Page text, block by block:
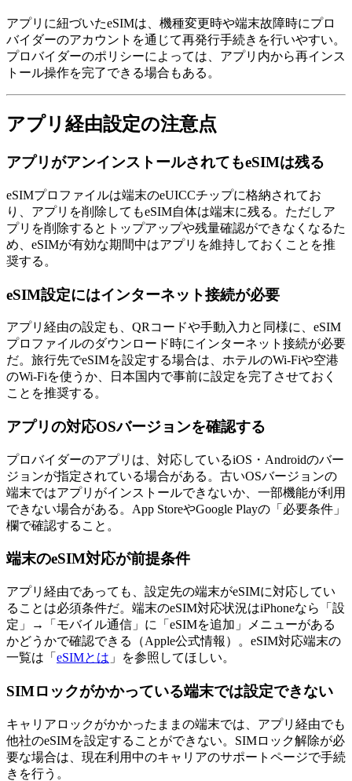
アプリに紐づいたeSIMは、機種変更時や端末故障時にプロ
バイダーのアカウントを通じて再発行手続きを行いやすい。
プロバイダーのポリシーによっては、アプリ内から再インス
トール操作を完了できる場合もある。
アプリ経由設定の注意点
アプリがアンインストールされてもeSIMは残る
eSIMプロファイルは端末のeUICCチップに格納されてお
り、アプリを削除してもeSIM自体は端末に残る。ただしア
プリを削除するとトップアップや残量確認ができなくなるた
め、eSIMが有効な期間中はアプリを維持しておくことを推
奨する。
eSIM設定にはインターネット接続が必要
アプリ経由の設定も、QRコードや手動入力と同様に、eSIM
プロファイルのダウンロード時にインターネット接続が必要
だ。旅行先でeSIMを設定する場合は、ホテルのWi-Fiや空港
のWi-Fiを使うか、日本国内で事前に設定を完了させておく
ことを推奨する。
アプリの対応OSバージョンを確認する
プロバイダーのアプリは、対応しているiOS・Androidのバー
ジョンが指定されている場合がある。古いOSバージョンの
端末ではアプリがインストールできないか、一部機能が利用
できない場合がある。App StoreやGoogle Playの「必要条件」
欄で確認すること。
端末のeSIM対応が前提条件
アプリ経由であっても、設定先の端末がeSIMに対応してい
ることは必須条件だ。端末のeSIM対応状況はiPhoneなら「設
定」→「モバイル通信」に「eSIMを追加」メニューがある
かどうかで確認できる（Apple公式情報）。eSIM対応端末の
一覧は「 eSIMとは 」を参照してほしい。
SIMロックがかかっている端末では設定できない
キャリアロックがかかったままの端末では、アプリ経由でも
他社のeSIMを設定することができない。SIMロック解除が必
要な場合は、現在利用中のキャリアのサポートページで手続
きを行う。